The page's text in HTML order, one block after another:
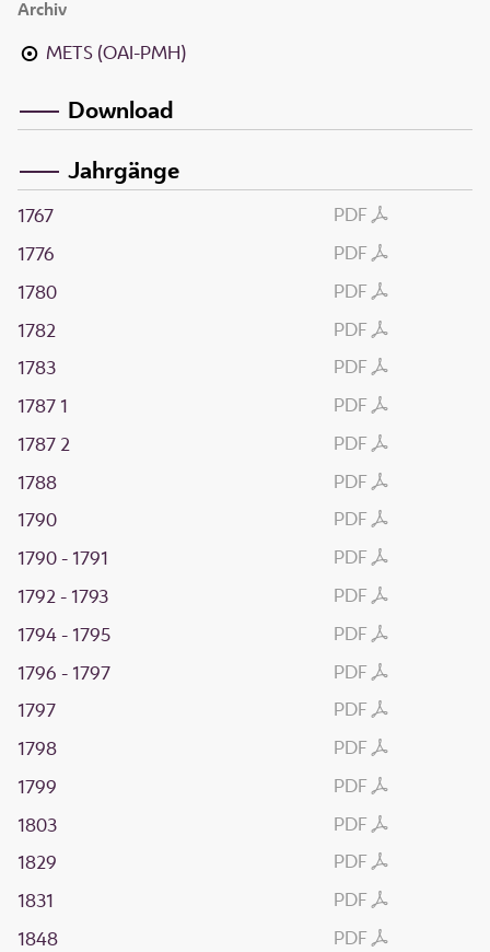
Archiv
METS (OAI-PMH)
Download
Jahrgänge
PDF
1767
PDF
1776
PDF
1780
PDF
1782
PDF
1783
PDF
1787 1
PDF
1787 2
PDF
1788
PDF
1790
PDF
1790 - 1791
PDF
1792 - 1793
PDF
1794 - 1795
PDF
1796 - 1797
PDF
1797
PDF
1798
PDF
1799
PDF
1803
PDF
1829
PDF
1831
PDF
1848